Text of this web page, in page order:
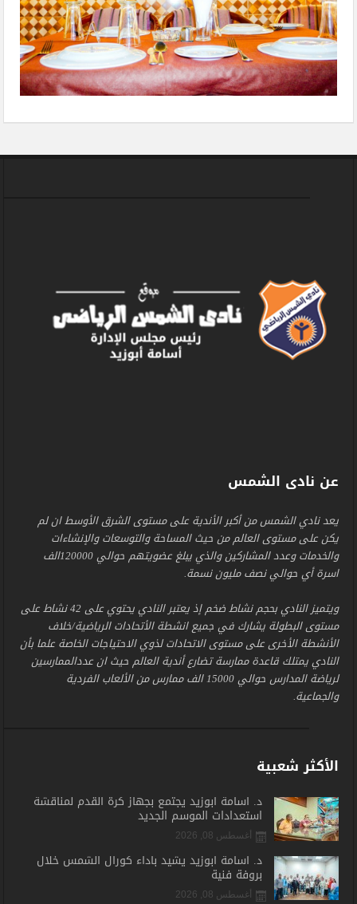
عن نادى الشمس
يعد نادي الشمس من أكبر الأندية على مستوى الشرق الأوسط ان لم
يكن على مستوى العالم من حيث المساحة والتوسعات والإنشاءات
والخدمات وعدد المشاركين والذي يبلغ عضويتهم حوالي 120000الف
اسرة أي حوالي نصف مليون نسمة.
ويتميز النادي بحجم نشاط ضخم إذ يعتبر النادي يحتوي على 42 نشاط على
مستوى البطولة يشارك في جميع انشطة الأتحادات الرياضية/خلاف
الأنشطة الأخرى على مستوى الاتحادات لذوي الاحتياجات الخاصة علما بأن
النادي يمتلك قاعدة ممارسة تضارع أندية العالم حيث ان عددالممارسين
لرياضة المدارس حوالي 15000 الف ممارس من الألعاب الفردية
والجماعية.
الأكثر شعبية
د. أسامة أبوزيد يجتمع بجهاز كرة القدم لمناقشة
استعدادات الموسم الجديد
أغسطس 08, 2026
د. أسامة أبوزيد يشيد بأداء كورال الشمس خلال
بروفة فنية
أغسطس 08, 2026